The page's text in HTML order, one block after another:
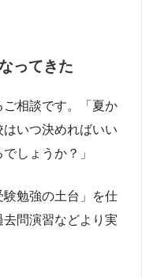
ってきた
相談です。「夏か
いつ決めればいい
しょうか？」
勉強の土台」を仕
去問演習などより実